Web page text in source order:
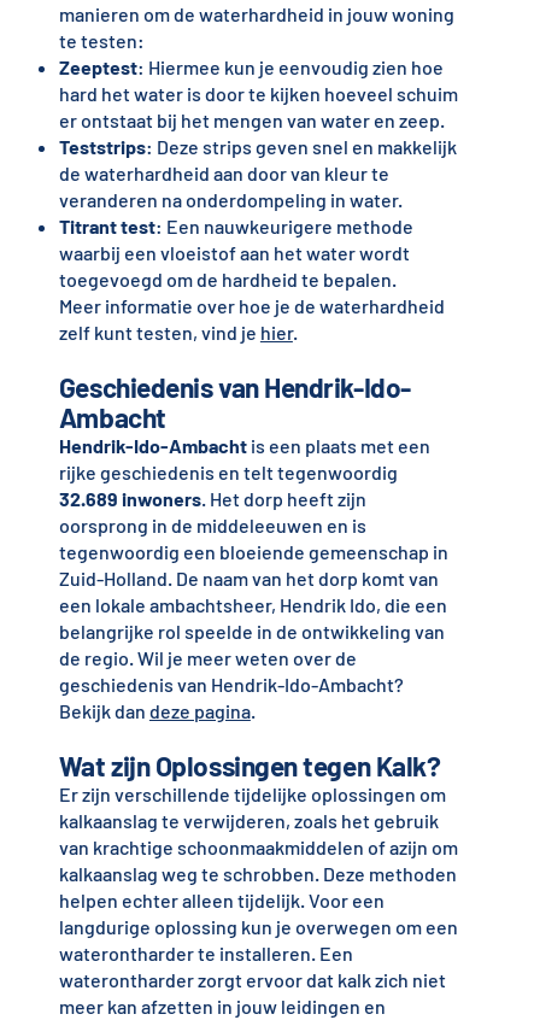
manieren om de waterhardheid in jouw woning
te testen:
Zeeptest: Hiermee kun je eenvoudig zien hoe
hard het water is door te kijken hoeveel schuim
er ontstaat bij het mengen van water en zeep.
Teststrips: Deze strips geven snel en makkelijk
de waterhardheid aan door van kleur te
veranderen na onderdompeling in water.
Titrant test: Een nauwkeurigere methode
waarbij een vloeistof aan het water wordt
toegevoegd om de hardheid te bepalen.
Meer informatie over hoe je de waterhardheid
zelf kunt testen, vind je hier.
Geschiedenis van Hendrik-Ido-
Ambacht
Hendrik-Ido-Ambachtis een plaats met een
rijke geschiedenis en telt tegenwoordig
32.689 inwoners. Het dorp heeft zijn
oorsprong in de middeleeuwen en is
tegenwoordig een bloeiende gemeenschap in
Zuid-Holland. De naam van het dorp komt van
een lokale ambachtsheer, Hendrik Ido, die een
belangrijke rol speelde in de ontwikkeling van
de regio. Wil je meer weten over de
geschiedenis van Hendrik-Ido-Ambacht?
Bekijk dan deze pagina.
Wat zijn Oplossingen tegen Kalk?
Er zijn verschillende tijdelijke oplossingen om
kalkaanslag te verwijderen, zoals het gebruik
van krachtige schoonmaakmiddelen of azijn om
kalkaanslag weg te schrobben. Deze methoden
helpen echter alleen tijdelijk. Voor een
langdurige oplossing kun je overwegen om een
waterontharder te installeren. Een
waterontharder zorgt ervoor dat kalk zich niet
meer kan afzetten in jouw leidingen en